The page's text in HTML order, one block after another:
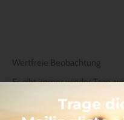
Wertfreie Beobachtung
Es gibt immer wieder Tage,
uns weniger gut geht. So ist
Trage